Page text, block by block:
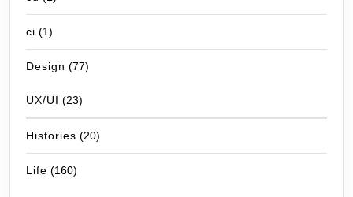
ci (1)
Design (77)
UX/UI (23)
Histories (20)
Life (160)